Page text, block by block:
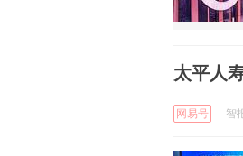
太平人
网易号 智